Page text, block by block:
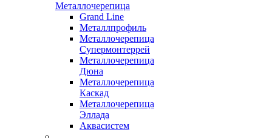
Металлочерепица
Grand Line
Металлпрофиль
Металлочерепица
Супермонтеррей
Металлочерепица
Дюна
Металлочерепица
Каскад
Металлочерепица
Эллада
Аквасистем